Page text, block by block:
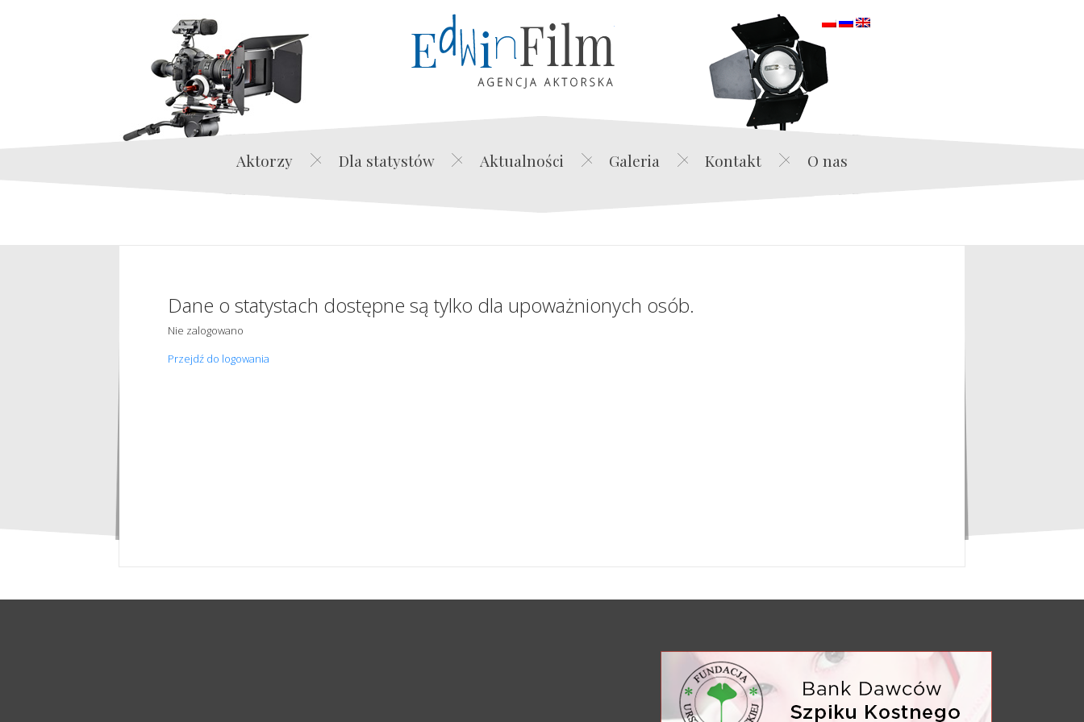
Edwin Film Agencja Aktorska
Aktorzy Dla statystów Aktualności Galeria Kontakt O nas
Dane o statystach dostępne są tylko dla upoważnionych osób.
Nie zalogowano
Przejdź do logowania